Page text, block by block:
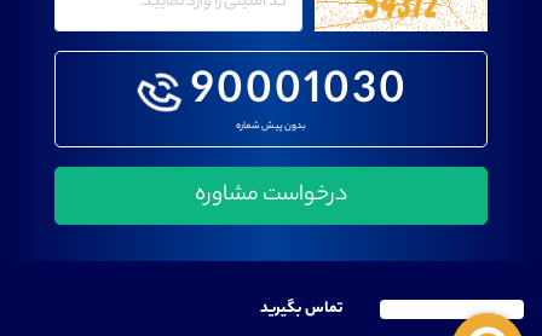
90001030
بدون پیش شماره
تماس بگیرید